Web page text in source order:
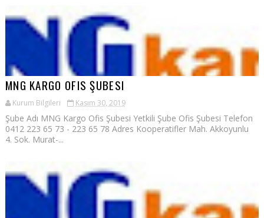
MNG KARGO OFIS ŞUBESI
Kurum Bilgileri Kasım 30, 2019
Şube Adı MNG Kargo Ofis Şubesi Yetkili Şube Ofis Şubesi Telefon
0412 223 65 73 - 223 65 78 Adres Kooperatifler Mah. Akkoyunlu
4. Sok. Murat-...